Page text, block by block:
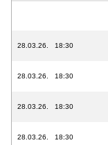
28.03.26. 18:30
28.03.26. 18:30
28.03.26. 18:30
28.03.26. 18:30